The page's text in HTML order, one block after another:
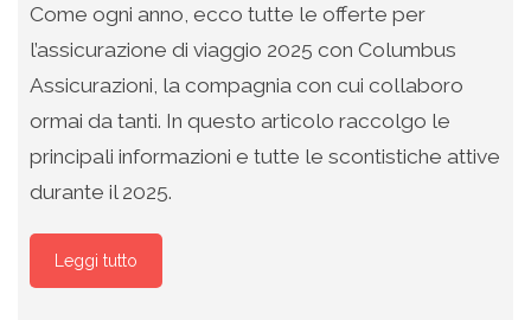
Come ogni anno, ecco tutte le offerte per
l’assicurazione di viaggio 2025 con Columbus
Assicurazioni, la compagnia con cui collaboro
ormai da tanti. In questo articolo raccolgo le
principali informazioni e tutte le scontistiche attive
durante il 2025.
Leggi tutto